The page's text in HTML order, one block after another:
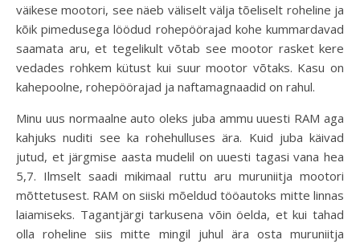
väikese mootori, see näeb väliselt välja tõeliselt roheline ja
kõik pimedusega löödud rohepöörajad kohe kummardavad
saamata aru, et tegelikult võtab see mootor rasket kere
vedades rohkem kütust kui suur mootor võtaks. Kasu on
kahepoolne, rohepöörajad ja naftamagnaadid on rahul.
Minu uus normaalne auto oleks juba ammu uuesti RAM aga
kahjuks nuditi see ka rohehulluses ära. Kuid juba käivad
jutud, et järgmise aasta mudelil on uuesti tagasi vana hea
5,7. Ilmselt saadi mikimaal ruttu aru muruniitja mootori
mõttetusest. RAM on siiski mõeldud tööautoks mitte linnas
laiamiseks. Tagantjärgi tarkusena võin öelda, et kui tahad
olla roheline siis mitte mingil juhul ära osta muruniitja